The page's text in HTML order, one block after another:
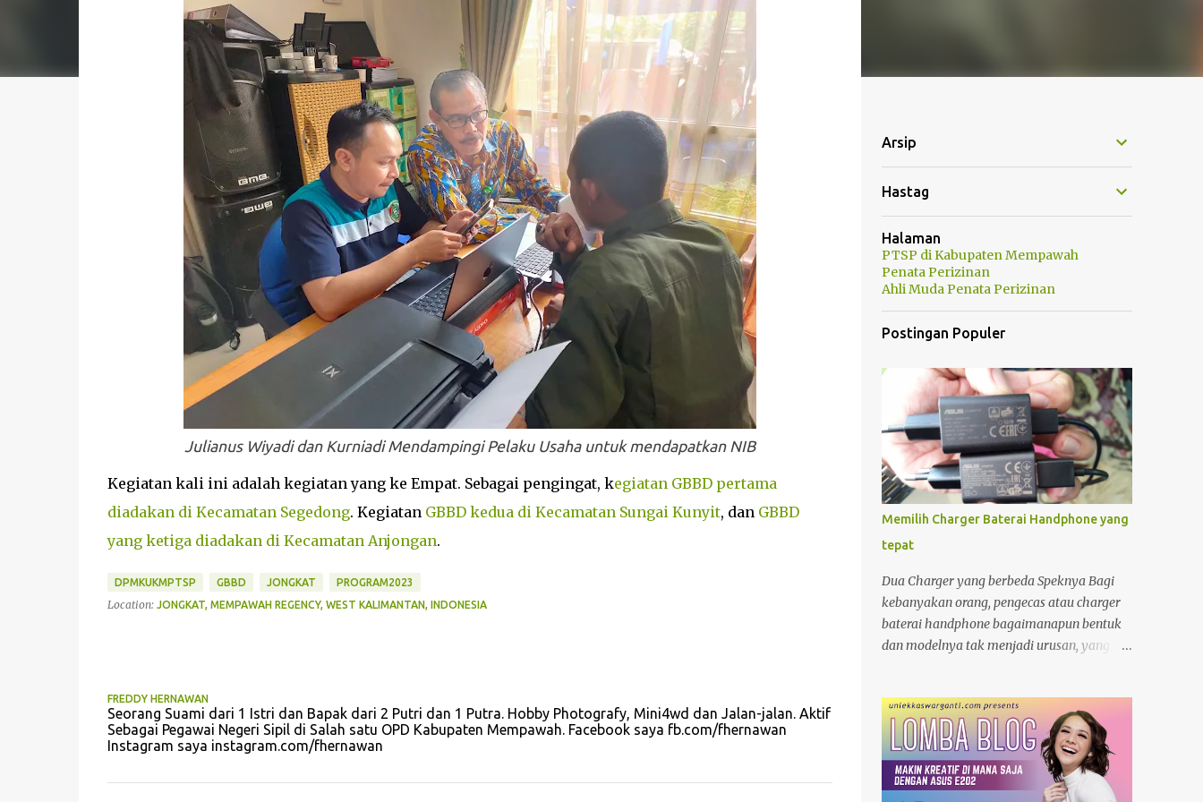
Julianus Wiyadi dan Kurniadi Mendampingi Pelaku Usaha untuk mendapatkan NIB
Kegiatan kali ini adalah kegiatan yang ke Empat. Sebagai pengingat, kegiatan GBBD pertama
diadakan di Kecamatan Segedong. Kegiatan GBBD kedua di Kecamatan Sungai Kunyit, dan GBBD
yang ketiga diadakan di Kecamatan Anjongan.
DPMKUKMPTSP GBBD JONGKAT PROGRAM2023
Location: JONGKAT, MEMPAWAH REGENCY, WEST KALIMANTAN, INDONESIA
FREDDY HERNAWAN
Seorang Suami dari 1 Istri dan Bapak dari 2 Putri dan 1 Putra. Hobby Photografy, Mini4wd dan Jalan-jalan. Aktif
Sebagai Pegawai Negeri Sipil di Salah satu OPD Kabupaten Mempawah. Facebook saya fb.com/fhernawan
Instagram saya instagram.com/fhernawan
Arsip
Hastag
Halaman
PTSP di Kabupaten Mempawah
Penata Perizinan
Ahli Muda Penata Perizinan
Postingan Populer
Memilih Charger Baterai Handphone yang
tepat
Dua Charger yang berbeda Speknya Bagi
kebanyakan orang, pengecas atau charger
baterai handphone bagaimanapun bentuk
dan modelnya tak menjadi urusan, yang
Kalau di rumah, yang gadget atau
smartphonenya memiliki terminal yang
sama biasanya charger ayah di pakai ibu,
charger adik dipakai kakak. Apalagi kalau
ditengah perjalanan kehabisan baterai,